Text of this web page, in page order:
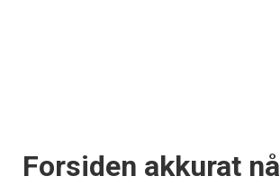
Forsiden akkurat nå